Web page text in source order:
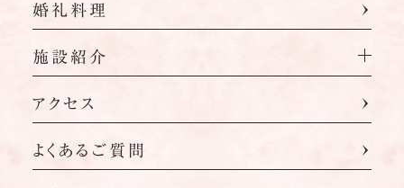
婚礼料理
施設紹介
アクセス
よくあるご質問